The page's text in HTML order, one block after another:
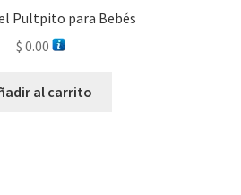
Pultpito para Bebés
$ 0.00
al carrito